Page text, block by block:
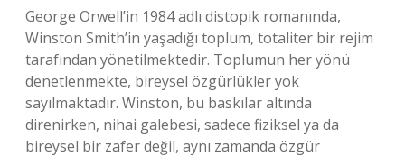
George Orwell’in 1984 adlı distopik romanında,
Winston Smith’in yaşadığı toplum, totaliter bir rejim
tarafından yönetilmektedir. Toplumun her yönü
denetlenmekte, bireysel özgürlükler yok
sayılmaktadır. Winston, bu baskılar altında
direnirken, nihai galebesi, sadece fiziksel ya da
bireysel bir zafer değil, aynı zamanda özgür